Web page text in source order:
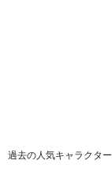
過去の人気キャラクター